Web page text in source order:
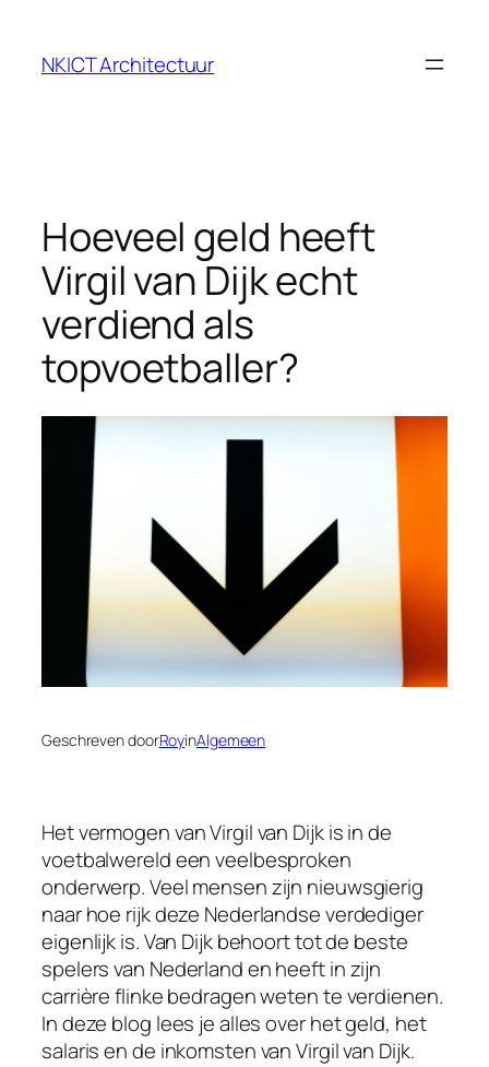
NKICT Architectuur
Hoeveel geld heeft
Virgil van Dijk echt
verdiend als
topvoetballer?
Geschreven doorRoyinAlgemeen
Het vermogen van Virgil van Dijk is in de
voetbalwereld een veelbesproken
onderwerp. Veel mensen zijn nieuwsgierig
naar hoe rijk deze Nederlandse verdediger
eigenlijk is. Van Dijk behoort tot de beste
spelers van Nederland en heeft in zijn
carrière flinke bedragen weten te verdienen.
In deze blog lees je alles over het geld, het
salaris en de inkomsten van Virgil van Dijk.